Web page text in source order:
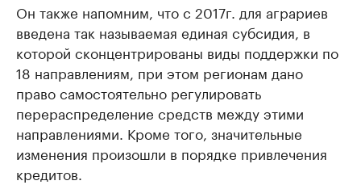
Он также напомним, что с 2017г. для аграриев
введена так называемая единая субсидия, в
которой сконцентрированы виды поддержки по
18 направлениям, при этом регионам дано
право самостоятельно регулировать
перераспределение средств между этими
направлениями. Кроме того, значительные
изменения произошли в порядке привлечения
кредитов.